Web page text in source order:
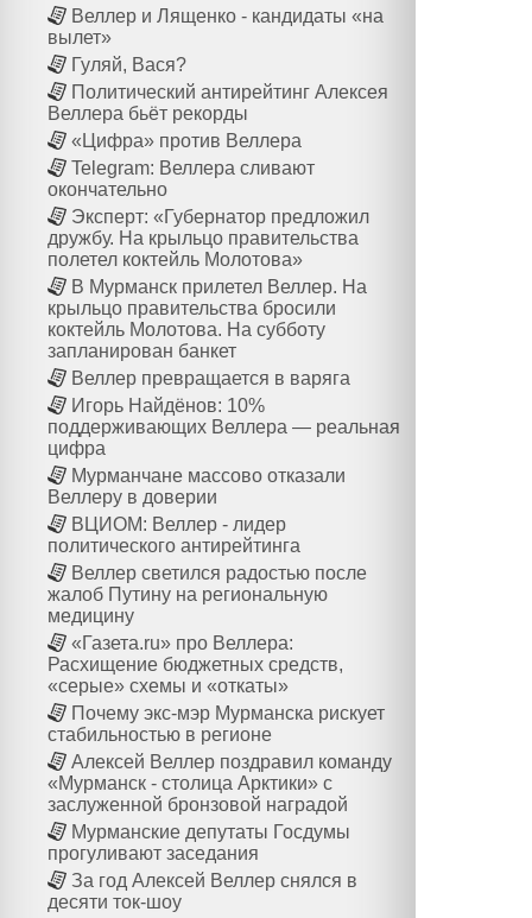
Веллер и Лященко - кандидаты «на
вылет»
Гуляй, Вася?
Политический антирейтинг Алексея
Веллера бьёт рекорды
«Цифра» против Веллера
Telegram: Веллера сливают
окончательно
Эксперт: «Губернатор предложил
дружбу. На крыльцо правительства
полетел коктейль Молотова»
В Мурманск прилетел Веллер. На
крыльцо правительства бросили
коктейль Молотова. На субботу
запланирован банкет
Веллер превращается в варяга
Игорь Найдёнов: 10%
поддерживающих Веллера — реальная
цифра
Мурманчане массово отказали
Веллеру в доверии
ВЦИОМ: Веллер - лидер
политического антирейтинга
Веллер светился радостью после
жалоб Путину на региональную
медицину
«Газета.ru» про Веллера:
Расхищение бюджетных средств,
«серые» схемы и «откаты»
Почему экс-мэр Мурманска рискует
стабильностью в регионе
Алексей Веллер поздравил команду
«Мурманск - столица Арктики» с
заслуженной бронзовой наградой
Мурманские депутаты Госдумы
прогуливают заседания
За год Алексей Веллер снялся в
десяти ток-шоу